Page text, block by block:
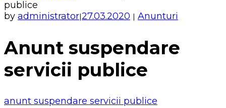
publice
by administrator|27.03.2020 | Anunturi
Anunt suspendare
servicii publice
anunt suspendare servicii publice